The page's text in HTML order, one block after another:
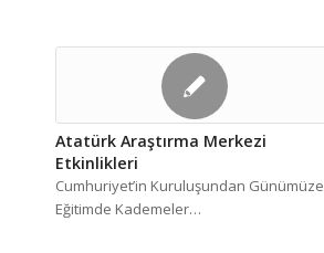
Atatürk Araştırma Merkezi
Etkinlikleri
Cumhuriyet’in Kuruluşundan Günümüze
Eğitimde Kademeler…